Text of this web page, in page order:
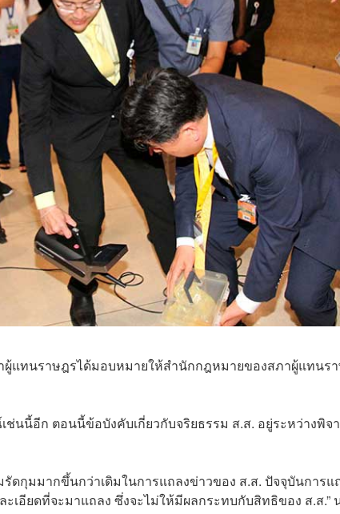
ผู้แทนราษฎรได้มอบหมายให้สำนักกฎหมายของสภาผู้แทนร
ช่นนี้อีก ตอนนี้ข้อบังคับเกี่ยวกับจริยธรรม ส.ส. อยู่ระหว่างพิ
ดกุมมากขึ้นกว่าเดิมในการแถลงข่าวของ ส.ส. ปัจจุบันการแ
เอียดที่จะมาแถลง ซึ่งจะไม่ให้มีผลกระทบกับสิทธิของ ส.ส.”